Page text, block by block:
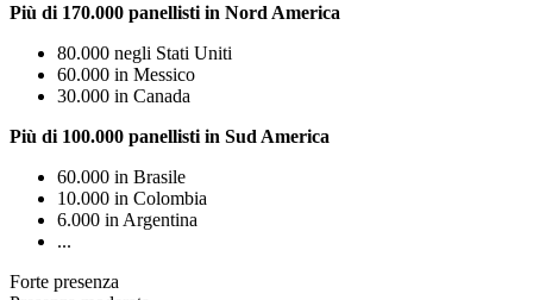
Più di 170.000 panellisti in Nord America
80.000 negli Stati Uniti
60.000 in Messico
30.000 in Canada
Più di 100.000 panellisti in Sud America
60.000 in Brasile
10.000 in Colombia
6.000 in Argentina
...
Forte presenza